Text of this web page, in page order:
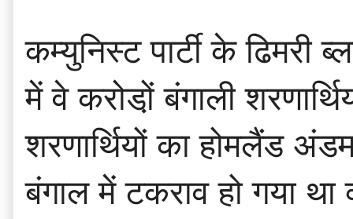
कम्युनिस्ट पार्टी के
में वे करोडो़ं बंगाली
शरणार्थियों का होमलैंड
बंगाल में टकराव हो गया